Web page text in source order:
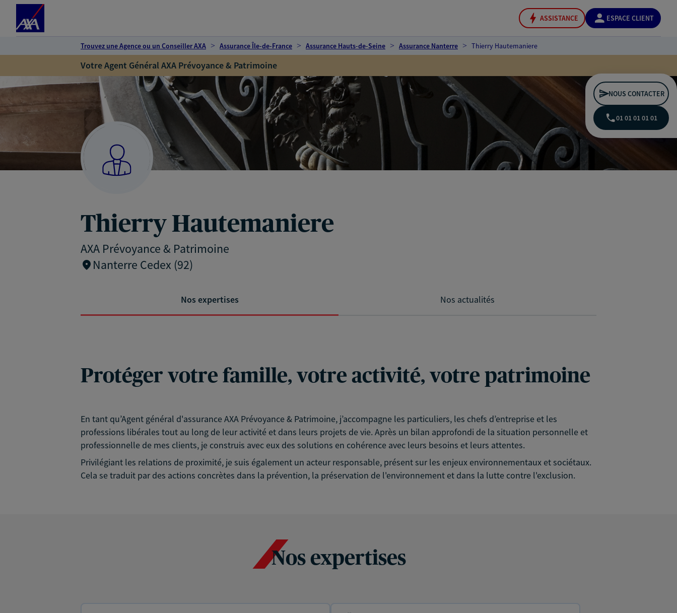
ASSISTANCE ESPACE CLIENT
Trouvez une Agence ou un Conseiller AXA Assurance Île-de-France Assurance Hauts-de-Seine Assurance Nanterre Thierry Hautemaniere
Votre Agent Général AXA Prévoyance & Patrimoine
Thierry Hautemaniere
AXA Prévoyance & Patrimoine
Nanterre Cedex (92)
NOUS CONTACTER
01 01 01 01 01
Nos expertises Nos actualités
Protéger votre famille, votre activité, votre patrimoine
En tant qu’Agent général d'assurance AXA Prévoyance & Patrimoine, j’accompagne les particuliers, les chefs d’entreprise et les
professions libérales tout au long de leur activité et dans leurs projets de vie. Après un bilan approfondi de la situation personnelle et
professionnelle de mes clients, je construis avec eux des solutions en cohérence avec leurs besoins et leurs attentes.
Privilégiant les relations de proximité, je suis également un acteur responsable, présent sur les enjeux environnementaux et sociétaux.
Cela se traduit par des actions concrètes dans la prévention, la préservation de l'environnement et dans la lutte contre l'exclusion.
Nos expertises